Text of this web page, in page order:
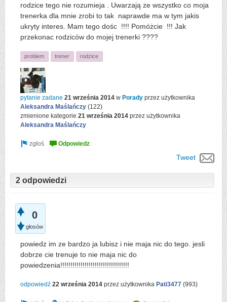
rodzice tego nie rozumieja . Uwarzają ze wszystko co moja
trenerka dla mnie zrobi to tak naprawde ma w tym jakis
ukryty interes. Mam tego dośc !!!! Pomóżcie !!! Jak
przekonac rodziców do mojej trenerki ????
problem trener rodzice
pytanie zadane 21 września 2014 w Porady przez użytkownika
Aleksandra Maślańczy (122)
zmienione kategorie 21 września 2014 przez użytkownika
Aleksandra Maślańczy
Tweet
2 odpowiedzi
0
głosów
powiedz im ze bardzo ja lubisz i nie maja nic do tego. jesli
dobrze cie trenuje to nie maja nic do
powiedzenia!!!!!!!!!!!!!!!!!!!!!!!!!!!!!!!!!!
odpowiedź 22 września 2014 przez użytkownika Pati3477 (993)